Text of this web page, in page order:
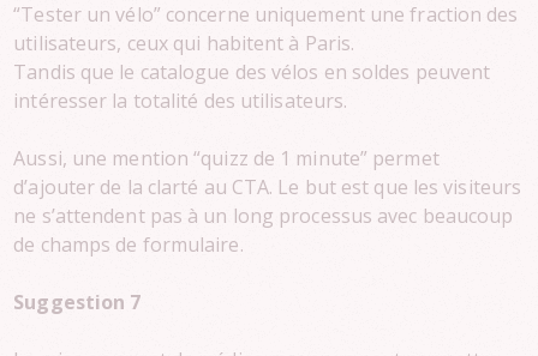
“Tester un vélo” concerne uniquement une fraction des
utilisateurs, ceux qui habitent à Paris.
Tandis que le catalogue des vélos en soldes peuvent
intéresser la totalité des utilisateurs.
Aussi, une mention “quizz de 1 minute” permet
d’ajouter de la clarté au CTA. Le but est que les visiteurs
ne s’attendent pas à un long processus avec beaucoup
de champs de formulaire.
Suggestion 7